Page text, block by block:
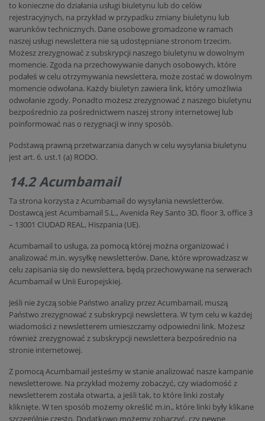
to konieczne do działania usługi biuletynu lub do celów
rejestracyjnych, na przykład w przypadku zmiany biuletynu lub
warunków technicznych. Dane osobowe gromadzone w ramach
naszej usługi newslettera nie są udostępniane stronom trzecim.
Możesz zrezygnować z subskrypcji naszego biuletynu w dowolnym
momencie. Zgoda na przechowywanie danych osobowych, które
podałeś w celu otrzymywania newslettera, może zostać w dowolnym
momencie odwołana. Każdy biuletyn zawiera link, który umożliwia
odwołanie zgody. Ponadto możesz zrezygnować z naszego biuletynu
bezpośrednio za pośrednictwem naszej strony internetowej lub
poinformować nas o rezygnacji w inny sposób.
Podstawą prawną przetwarzania danych w celu wysyłania biuletynu
jest art. 6. ust.1 (a) RODO.
14.2 Acumbamail
Ta strona korzysta z Acumbamail do wysyłania newsletterów.
Dostawcą jest Acumbamail S.L., Avenida Rey Santo 3D, floor 3, office 3
– 13001 CIUDAD REAL, Hiszpania (UE).
Acumbamail to usługa, za pomocą której można organizować i
analizować m.in. wysyłkę newsletterów. Dane, które wprowadzasz w
celu zapisania się do newslettera, będą przechowywane na serwerach
Acumbamail w Unii Europejskiej.
Jeśli nie życzą sobie Państwo analizy przez Acumbamail, muszą
Państwo zrezygnować z subskrypcji newslettera. W tym celu w każdej
wiadomości z newsletterem umieszczamy odpowiedni link. Możesz
również zrezygnować z subskrypcji newslettera bezpośrednio na
stronie internetowej.
Z pomocą Acumbamail jesteśmy w stanie analizować nasze kampanie
newsletterowe. Na przykład możemy zobaczyć, czy wiadomość z
newsletterem została otwarta, a jeśli tak, to które linki zostały
kliknięte. W ten sposób możemy określić m.in., które linki były klikane